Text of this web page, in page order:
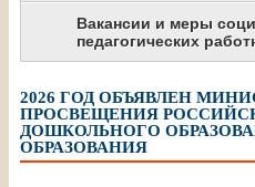
Вакансии и меры
педагогических
2026 ГОД ОБЪЯВЛЕН
ПРОСВЕЩЕНИЯ
ДОШКОЛЬНОГО
ОБРАЗОВАНИЯ